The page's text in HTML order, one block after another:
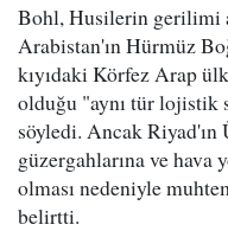
Bohl, Husilerin gerilimi
Arabistan'ın Hürmüz
kıyıdaki Körfez Arap
olduğu "aynı tür lojistik
söyledi. Ancak
güzergahlarına ve hava
olması nedeniyle
belirtti.